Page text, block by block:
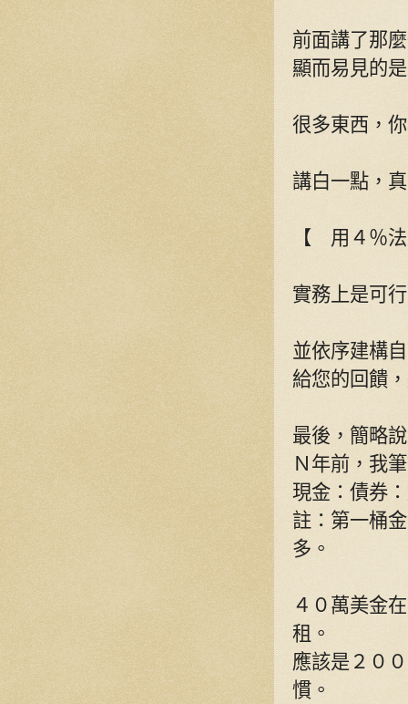
前面講了那
顯而易見的
很多東西，
講白一點，
【 用４％
實務上是可
並依序建構
給您的回饋
最後，簡略
Ｎ年前，我
現金：債券
註：第一桶
多。
４０萬美金
租。
應該是２０
慣。